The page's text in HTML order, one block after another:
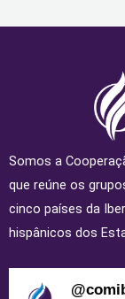
Somos a
que reúne os
cinco países da
hispânicos dos
@